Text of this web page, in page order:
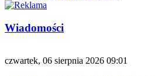
Wiadomości
czwartek, 06 sierpnia 2026 09:01